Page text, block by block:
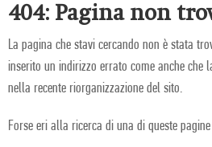
404: Pagina non
La pagina che stavi cercando non è stata
inserito un indirizzo errato come anche che
nella recente riorganizzazione del sito.
Forse eri alla ricerca di una di queste